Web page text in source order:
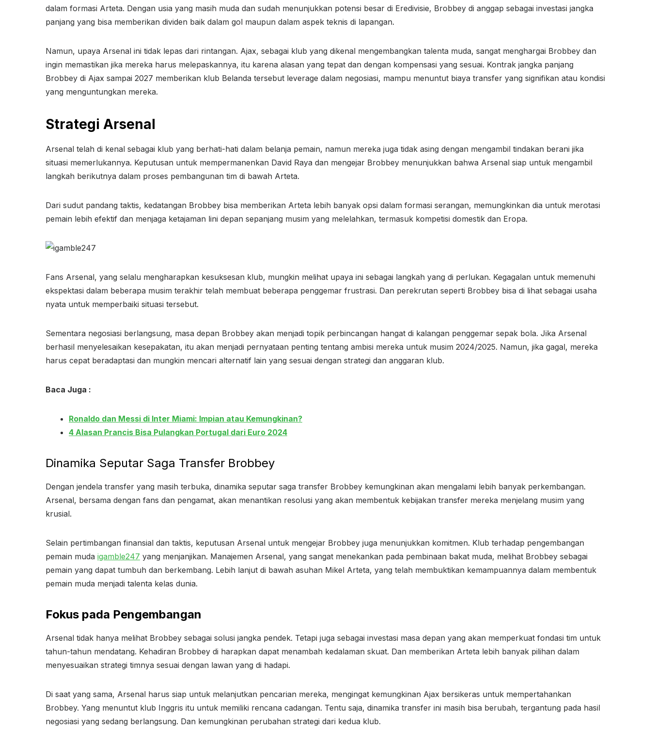
dalam formasi Arteta. Dengan usia yang masih muda dan sudah menunjukkan potensi besar di Eredivisie, Brobbey di anggap sebagai investasi jangka
panjang yang bisa memberikan dividen baik dalam gol maupun dalam aspek teknis di lapangan.
Namun, upaya Arsenal ini tidak lepas dari rintangan. Ajax, sebagai klub yang dikenal mengembangkan talenta muda, sangat menghargai Brobbey dan
ingin memastikan jika mereka harus melepaskannya, itu karena alasan yang tepat dan dengan kompensasi yang sesuai. Kontrak jangka panjang
Brobbey di Ajax sampai 2027 memberikan klub Belanda tersebut leverage dalam negosiasi, mampu menuntut biaya transfer yang signifikan atau kondisi
yang menguntungkan mereka.
Strategi Arsenal
Arsenal telah di kenal sebagai klub yang berhati-hati dalam belanja pemain, namun mereka juga tidak asing dengan mengambil tindakan berani jika
situasi memerlukannya. Keputusan untuk mempermanenkan David Raya dan mengejar Brobbey menunjukkan bahwa Arsenal siap untuk mengambil
langkah berikutnya dalam proses pembangunan tim di bawah Arteta.
Dari sudut pandang taktis, kedatangan Brobbey bisa memberikan Arteta lebih banyak opsi dalam formasi serangan, memungkinkan dia untuk merotasi
pemain lebih efektif dan menjaga ketajaman lini depan sepanjang musim yang melelahkan, termasuk kompetisi domestik dan Eropa.
Fans Arsenal, yang selalu mengharapkan kesuksesan klub, mungkin melihat upaya ini sebagai langkah yang di perlukan. Kegagalan untuk memenuhi
ekspektasi dalam beberapa musim terakhir telah membuat beberapa penggemar frustrasi. Dan perekrutan seperti Brobbey bisa di lihat sebagai usaha
nyata untuk memperbaiki situasi tersebut.
Sementara negosiasi berlangsung, masa depan Brobbey akan menjadi topik perbincangan hangat di kalangan penggemar sepak bola. Jika Arsenal
berhasil menyelesaikan kesepakatan, itu akan menjadi pernyataan penting tentang ambisi mereka untuk musim 2024/2025. Namun, jika gagal, mereka
harus cepat beradaptasi dan mungkin mencari alternatif lain yang sesuai dengan strategi dan anggaran klub.
Baca Juga :
Ronaldo dan Messi di Inter Miami: Impian atau Kemungkinan?
4 Alasan Prancis Bisa Pulangkan Portugal dari Euro 2024
Dinamika Seputar Saga Transfer Brobbey
Dengan jendela transfer yang masih terbuka, dinamika seputar saga transfer Brobbey kemungkinan akan mengalami lebih banyak perkembangan.
Arsenal, bersama dengan fans dan pengamat, akan menantikan resolusi yang akan membentuk kebijakan transfer mereka menjelang musim yang
krusial.
Selain pertimbangan finansial dan taktis, keputusan Arsenal untuk mengejar Brobbey juga menunjukkan komitmen. Klub terhadap pengembangan
pemain muda igamble247 yang menjanjikan. Manajemen Arsenal, yang sangat menekankan pada pembinaan bakat muda, melihat Brobbey sebagai
pemain yang dapat tumbuh dan berkembang. Lebih lanjut di bawah asuhan Mikel Arteta, yang telah membuktikan kemampuannya dalam membentuk
pemain muda menjadi talenta kelas dunia.
Fokus pada Pengembangan
Arsenal tidak hanya melihat Brobbey sebagai solusi jangka pendek. Tetapi juga sebagai investasi masa depan yang akan memperkuat fondasi tim untuk
tahun-tahun mendatang. Kehadiran Brobbey di harapkan dapat menambah kedalaman skuat. Dan memberikan Arteta lebih banyak pilihan dalam
menyesuaikan strategi timnya sesuai dengan lawan yang di hadapi.
Di saat yang sama, Arsenal harus siap untuk melanjutkan pencarian mereka, mengingat kemungkinan Ajax bersikeras untuk mempertahankan
Brobbey. Yang menuntut klub Inggris itu untuk memiliki rencana cadangan. Tentu saja, dinamika transfer ini masih bisa berubah, tergantung pada hasil
negosiasi yang sedang berlangsung. Dan kemungkinan perubahan strategi dari kedua klub.